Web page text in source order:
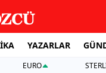
YAZARLAR
EURO